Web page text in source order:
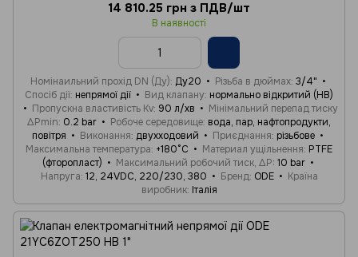
14 810.25 грн з ПДВ/шт
В наявності
Номінаильний прохід DN (Ду) Ду20 Різьба в дюймах 3/4"
Спосіб дії непрямої дії Вид клапану нормально відкритий (НВ)
Пропускна властивість Kv 90 л/хв
Мінімальний перепад тиску
ΔPmin 0.2 bar Робоче середовище вода, пар, нафтопродукти,
повітря
Виконання двухходовий Приєднання різьбове
Максимальна температура +180°C Материал ущільнення PTFE
(фторопласт)
Максимальний робочий тиск, ΔP 10 bar
Напруга 12, 24VDC, 220/230, 380 Бренд ODE
Країна
виробник Італія